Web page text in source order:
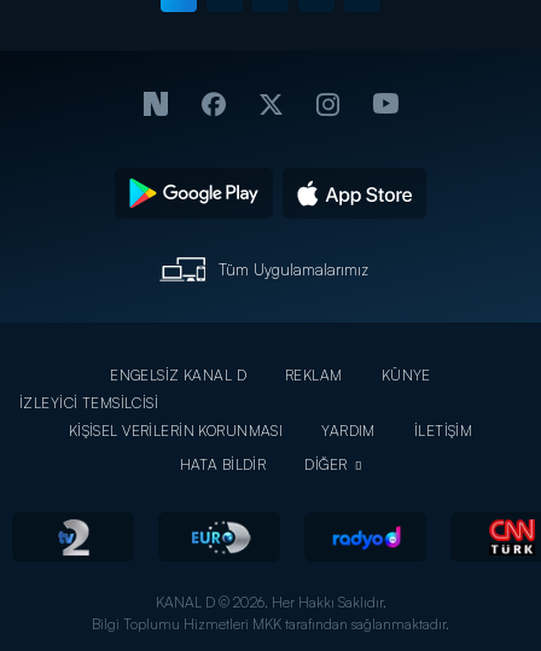
Tüm Uygulamalarımız
ENGELSİZ KANAL D REKLAM
KÜNYE
İZLEYİCİ TEMSİLCİSİ
KİŞİSEL VERİLERİN KORUNMASI
YARDIM
İLETİŞİM
HATA BİLDİR
DİĞER
KANAL D © 2026. Her Hakkı Saklıdır.
Bilgi Toplumu Hizmetleri MKK tarafından sağlanmaktadır.